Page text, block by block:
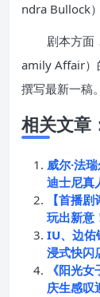
ndra Bullock
剧本方面
amily Affair）
撰写最新一稿。
相关文章
威尔·法
迪士尼真
【首播
玩出新意
IU、边佑
浸式快闪
《阳光
庆生感叹